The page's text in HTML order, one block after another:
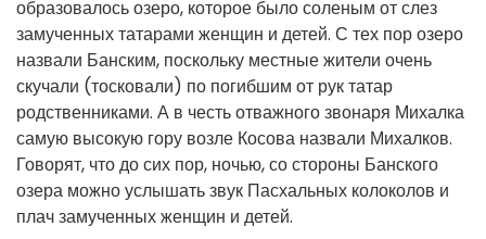
образовалось озеро, которое было соленым от слез
замученных татарами женщин и детей. С тех пор озеро
назвали Банским, поскольку местные жители очень
скучали (тосковали) по погибшим от рук татар
родственниками. А в честь отважного звонаря Михалка
самую высокую гору возле Косова назвали Михалков.
Говорят, что до сих пор, ночью, со стороны Банского
озера можно услышать звук Пасхальных колоколов и
плач замученных женщин и детей.